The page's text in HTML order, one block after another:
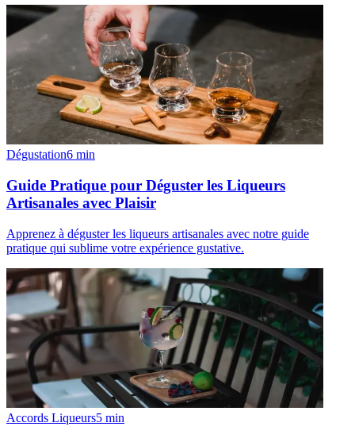
Dégustation6 min
Guide Pratique pour Déguster les Liqueurs
Artisanales avec Plaisir
Apprenez à déguster les liqueurs artisanales avec notre guide
pratique qui sublime votre expérience gustative.
Accords Liqueurs5 min